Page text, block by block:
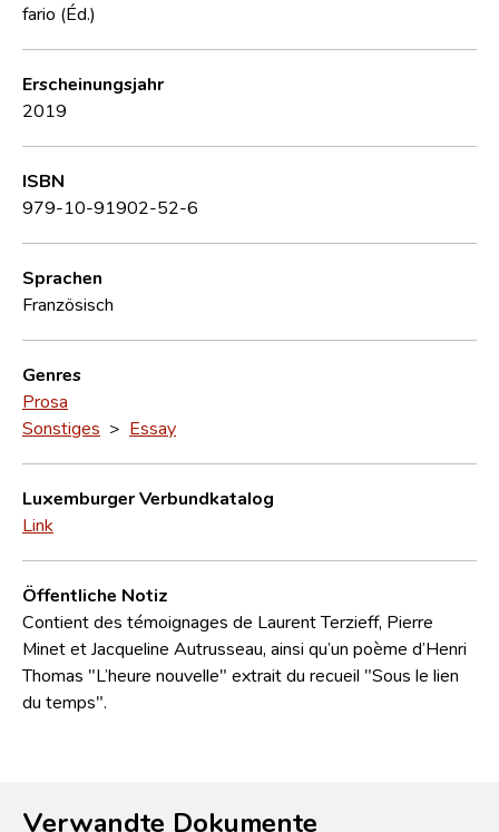
fario (Éd.)
Erscheinungsjahr
2019
ISBN
979-10-91902-52-6
Sprachen
Französisch
Genres
Prosa
Sonstiges > Essay
Luxemburger Verbundkatalog
Link
Öffentliche Notiz
Contient des témoignages de Laurent Terzieff, Pierre
Minet et Jacqueline Autrusseau, ainsi qu’un poème d’Henri
Thomas "L’heure nouvelle" extrait du recueil "Sous le lien
du temps".
Verwandte Dokumente